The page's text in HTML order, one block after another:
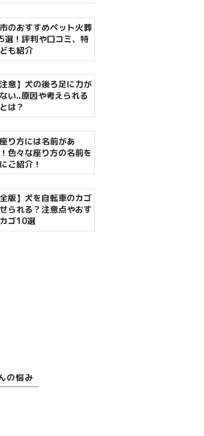
のおすすめペット火葬
選！評判や口コミ、特
も紹介
注意】犬の後ろ足に力が
い..原因や考えられる
は？
り方には名前があ
色々な座り方の名前を
ご紹介！
全版】犬を自転車のカゴ
られる？注意点やおす
ゴ10選
の悩み